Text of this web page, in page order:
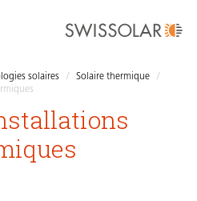
solaires / Solaire thermique
/